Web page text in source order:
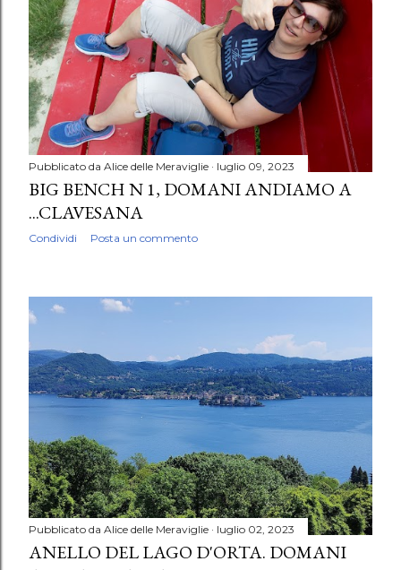
Pubblicato da Alice delle Meraviglie luglio 09, 2023
BIG BENCH N 1, DOMANI ANDIAMO A
...CLAVESANA
Condividi Posta un commento
Pubblicato da Alice delle Meraviglie luglio 02, 2023
ANELLO DEL LAGO D'ORTA. DOMANI